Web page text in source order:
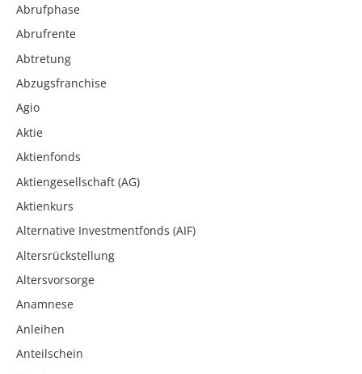
Abrufphase
Abrufrente
Abtretung
Abzugsfranchise
Agio
Aktie
Aktienfonds
Aktiengesellschaft (AG)
Aktienkurs
Alternative Investmentfonds (AIF)
Altersrückstellung
Altersvorsorge
Anamnese
Anleihen
Anteilschein